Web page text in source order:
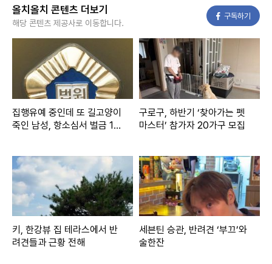
올치올치 콘텐츠 더보기
해당 콘텐츠 제공사로 이동합니다.
구독하기
집행유예 중인데 또 길고양이
죽인 남성, 항소심서 벌금 1천
구로구, 하반기 ‘찾아가는 펫
마스터’ 참가자 20가구 모집
키, 한강뷰 집 테라스에서 반
려견들과 근황 전해
세븐틴 승관, 반려견 ‘부끄’와
술한잔